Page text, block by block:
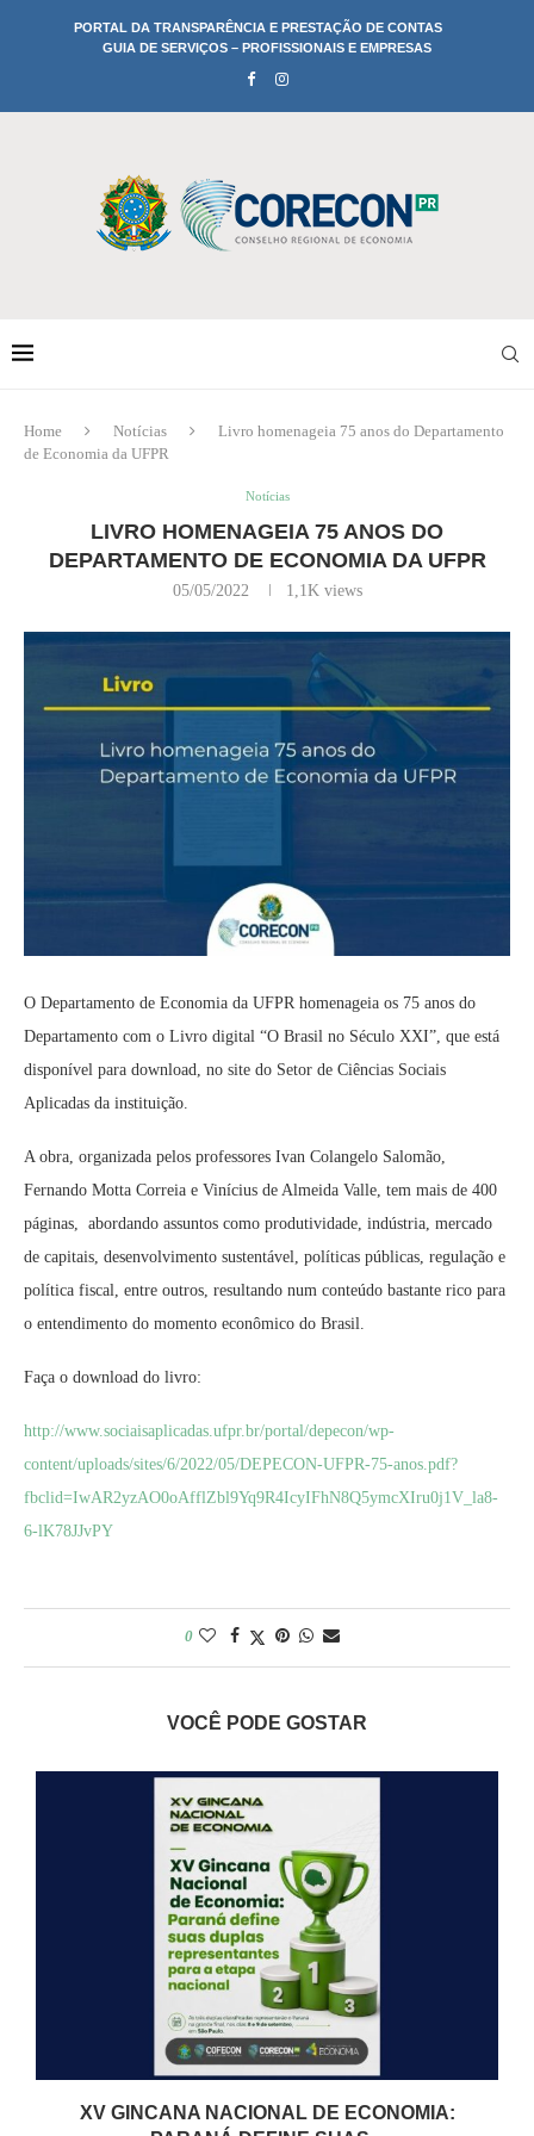
PORTAL DA TRANSPARÊNCIA E PRESTAÇÃO DE CONTAS
GUIA DE SERVIÇOS – PROFISSIONAIS E EMPRESAS
Home Notícias
Livro homenageia 75 anos do Departamento
de Economia da UFPR
Notícias
LIVRO HOMENAGEIA 75 ANOS DO
DEPARTAMENTO DE ECONOMIA DA UFPR
05/05/2022 1,1Kviews
O Departamento de Economia da UFPR homenageia os 75 anos do
Departamento com o Livro digital “O Brasil no Século XXI”, que está
disponível para download, no site do Setor de Ciências Sociais
Aplicadas da instituição.
A obra, organizada pelos professores Ivan Colangelo Salomão,
Fernando Motta Correia e Vinícius de Almeida Valle, tem mais de 400
páginas, abordando assuntos como produtividade, indústria, mercado
de capitais, desenvolvimento sustentável, políticas públicas, regulação e
política fiscal, entre outros, resultando num conteúdo bastante rico para
o entendimento do momento econômico do Brasil.
Faça o download do livro:
http://www.sociaisaplicadas.ufpr.br/portal/depecon/wp-
content/uploads/sites/6/2022/05/DEPECON-UFPR-75-anos.pdf?
fbclid=IwAR2yzAO0oAfflZbl9Yq9R4IcyIFhN8Q5ymcXIru0j1V_la8-
6-lK78JJvPY
0
VOCÊ PODE GOSTAR
XV GINCANA NACIONAL DE ECONOMIA: